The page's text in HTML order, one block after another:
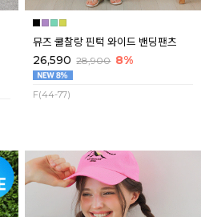
뮤즈 쿨찰랑 핀턱 와이드 밴딩팬츠
26,590 28,900 8%
F(44-77)